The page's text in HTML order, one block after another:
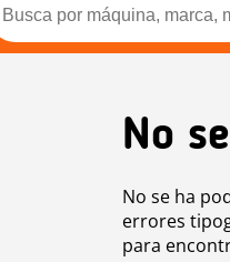
No
No se ha
errores
para